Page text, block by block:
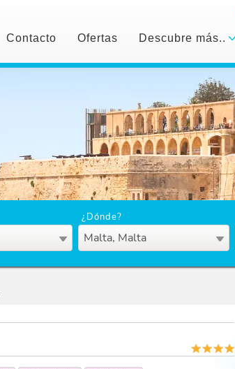
Contacto Ofertas Descubre más..
¿Dónde?
Malta, Malta